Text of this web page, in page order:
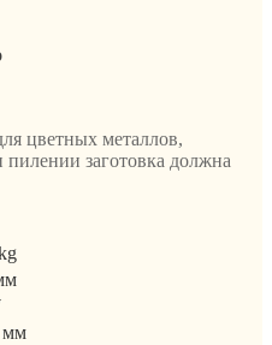
цветных металлов,
пилении заготовка должна
мм